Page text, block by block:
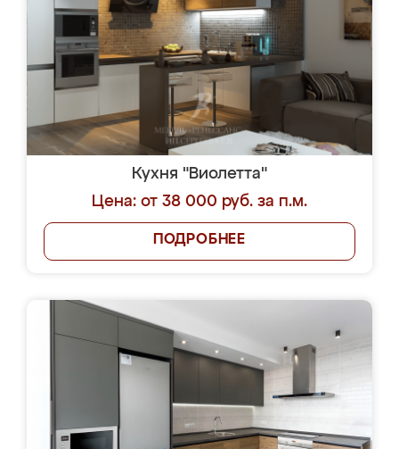
Кухня "Виолетта"
Цена: от 38 000 руб. за п.м.
ПОДРОБНЕЕ